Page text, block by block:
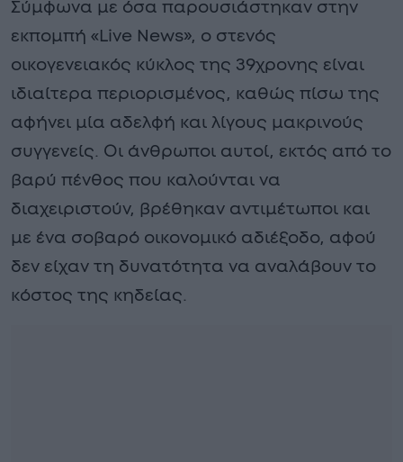
Σύμφωνα με όσα παρουσιάστηκαν στην
εκπομπή «Live News», ο στενός
οικογενειακός κύκλος της 39χρονης είναι
ιδιαίτερα περιορισμένος, καθώς πίσω της
αφήνει μία αδελφή και λίγους μακρινούς
συγγενείς. Οι άνθρωποι αυτοί, εκτός από το
βαρύ πένθος που καλούνται να
διαχειριστούν, βρέθηκαν αντιμέτωποι και
με ένα σοβαρό οικονομικό αδιέξοδο, αφού
δεν είχαν τη δυνατότητα να αναλάβουν το
κόστος της κηδείας.